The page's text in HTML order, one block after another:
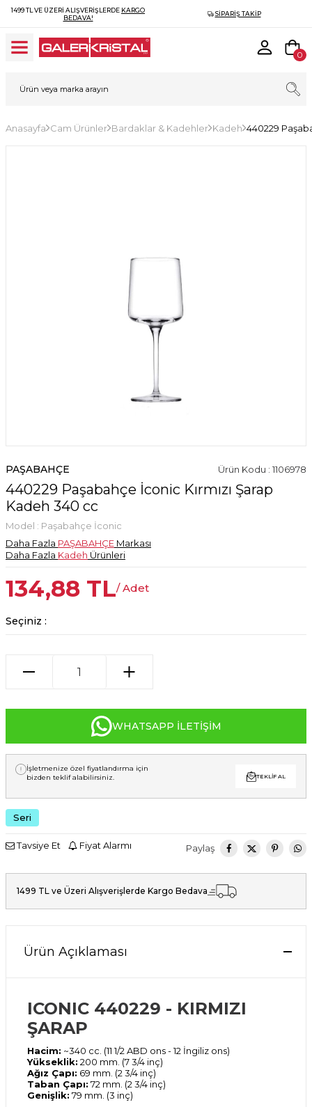
1499 TL VE ÜZERI ALIŞVERIŞLERDE KARGO
BEDAVA!
SIPARIŞ TAKIP
0
Anasayfa Cam Ürünler Bardaklar & Kadehler Kadeh 440229
PAŞABAHÇE Ürün Kodu : 1106978
440229 Paşabahçe İconic Kırmızı Şarap
Kadeh 340 cc
Model : Paşabahçe İconic
Daha Fazla PAŞABAHÇE Markası
Daha Fazla Kadeh Ürünleri
134,88 TL/ Adet
Seçiniz :
WHATSAPP İLETIŞIM
İşletmenize özel fiyatlandırma için
bizden teklif alabilirsiniz.
TEKLIF AL
Seri
Tavsiye Et Fiyat Alarmı Paylaş
1499 TL ve Üzeri Alışverişlerde Kargo Bedava
Ürün Açıklaması
ICONIC 440229 - KIRMIZI
ŞARAP
Hacim: ~340 cc. (11 1/2 ABD ons - 12 İngiliz ons)
Yükseklik: 200 mm. (7 3/4 inç)
Ağız Çapı: 69 mm. (2 3/4 inç)
Taban Çapı: 72 mm. (2 3/4 inç)
Genişlik: 79 mm. (3 inç)